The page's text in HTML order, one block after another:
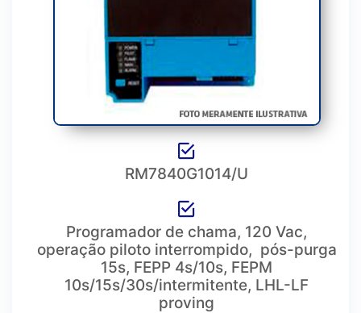
RM7840G1014/U
Programador de chama, 120 Vac,
operação piloto interrompido, pós-purga
15s, FEPP 4s/10s, FEPM
10s/15s/30s/intermitente, LHL-LF
proving